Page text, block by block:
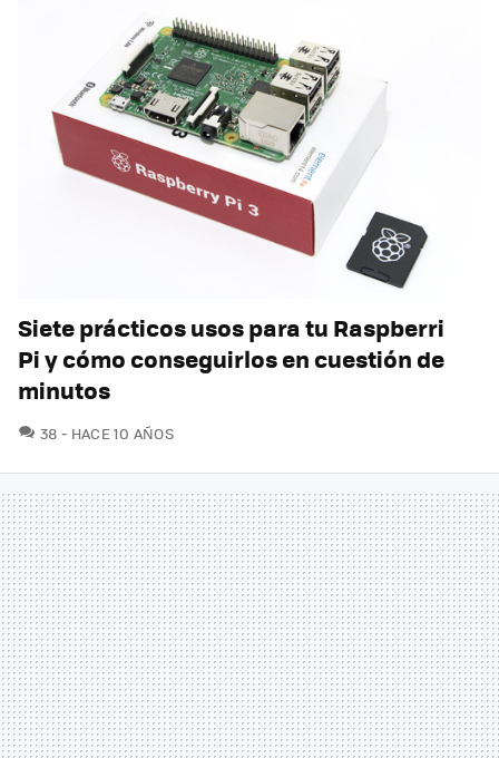
Siete prácticos usos para tu Raspberri
Pi y cómo conseguirlos en cuestión de
minutos
38 COMENTARIOS
HACE 10 AÑOS